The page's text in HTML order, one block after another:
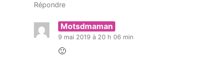
Répondre
Motsdmaman
9 mai 2019 à 20 h 06 min
🙂